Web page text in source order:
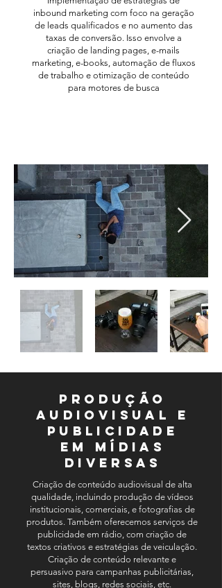
inbound marketing com foco na geração
de leads qualificados e no aumento das
taxas de conversão. Isso envolve a
criação de landing pages, e-mails
marketing, e-books, automação de fluxos
de trabalho e otimização de conteúdo
para motores de busca
Produção
Audiovisual e
Publicidade
em Mídias
Diversas
Criação de conteúdo audiovisual de alta
qualidade, incluindo produção de vídeos
institucionais, comerciais, e fotografias de
produtos. Também oferecemos serviços de
publicidade em rádio, com criação de
textos criativos e estratégias de veiculação.
Criação de conteúdo relevante e
persuasivo para campanhas publicitárias,
sites, blogs, redes sociais, etc.